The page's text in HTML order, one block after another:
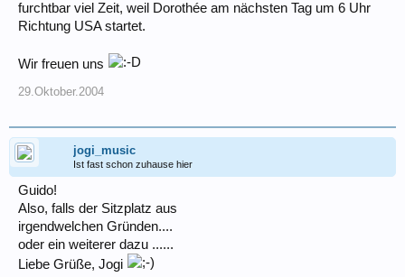
furchtbar viel Zeit, weil Dorothée am nächsten Tag um 6 Uhr
Richtung USA startet.
Wir freuen uns
29.Oktober.2004
jogi_music
Ist fast schon zuhause hier
Guido!
Also, falls der Sitzplatz aus
irgendwelchen Gründen....
oder ein weiterer dazu ......
Liebe Grüße, Jogi